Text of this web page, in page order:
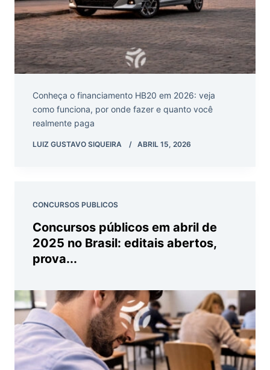
Conheça o financiamento HB20 em 2026: veja
como funciona, por onde fazer e quanto você
realmente paga
LUIZ GUSTAVO SIQUEIRA ABRIL 15, 2026
CONCURSOS PUBLICOS
Concursos públicos em abril de
2025 no Brasil: editais abertos,
prova...